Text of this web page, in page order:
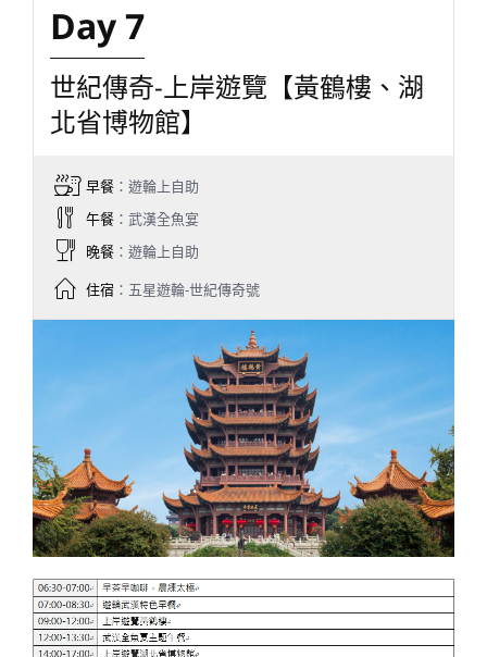
Day 7
世紀傳奇-上岸遊覽【黃鶴樓、湖
北省博物館】
早餐 ：遊輪上自助
午餐 ：武漢全魚宴
晚餐 ：遊輪上自助
住宿 ：五星遊輪-世紀傳奇號